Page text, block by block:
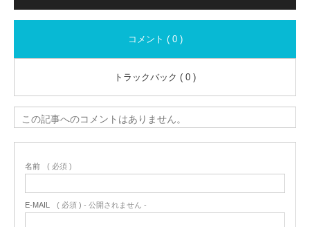
コメント ( 0 )
トラックバック ( 0 )
この記事へのコメントはありません。
名前 ( 必須 )
E-MAIL ( 必須 ) - 公開されません -